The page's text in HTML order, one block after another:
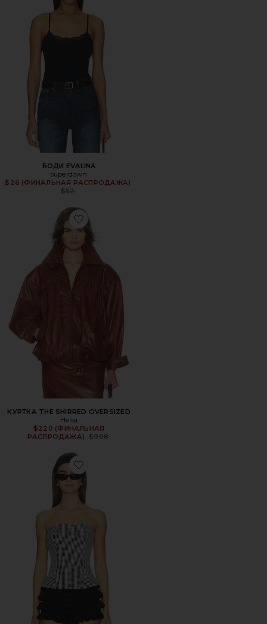
БОДИ EVALINA
superdown
$26 (ФИНАЛЬНАЯ РАСПРОДАЖА)
Previous price:
$52
Favorite КУРТКА THE SHIRRED OVERSIZED
КУРТКА THE SHIRRED OVERSIZED
Helsa
$220 (ФИНАЛЬНАЯ
РАСПРОДАЖА) Previous price:
$998
Favorite ТОП TINA